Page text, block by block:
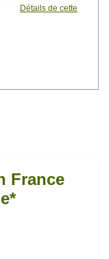
Détails de cette
France